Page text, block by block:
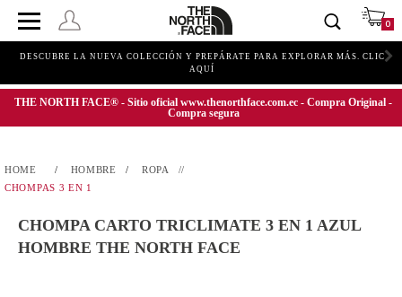
0
DESCUBRE LA NUEVA COLECCIÓN Y PREPÁRATE PARA EXPLORAR MÁS. CLIC
AQUÍ
THE NORTH FACE® - Sitio oficial www.thenorthface.com.ec - Compra Original -
Compra segura
HOMBRE
ROPA
CHOMPAS 3 EN 1
CHOMPA CARTO TRICLIMATE 3 EN 1 AZUL
HOMBRE THE NORTH FACE